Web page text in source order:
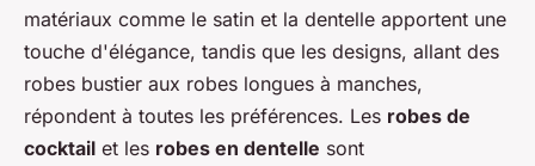
matériaux comme le satin et la dentelle apportent une
touche d'élégance, tandis que les designs, allant des
robes bustier aux robes longues à manches,
répondent à toutes les préférences. Les robes de
cocktail et les robes en dentelle sont